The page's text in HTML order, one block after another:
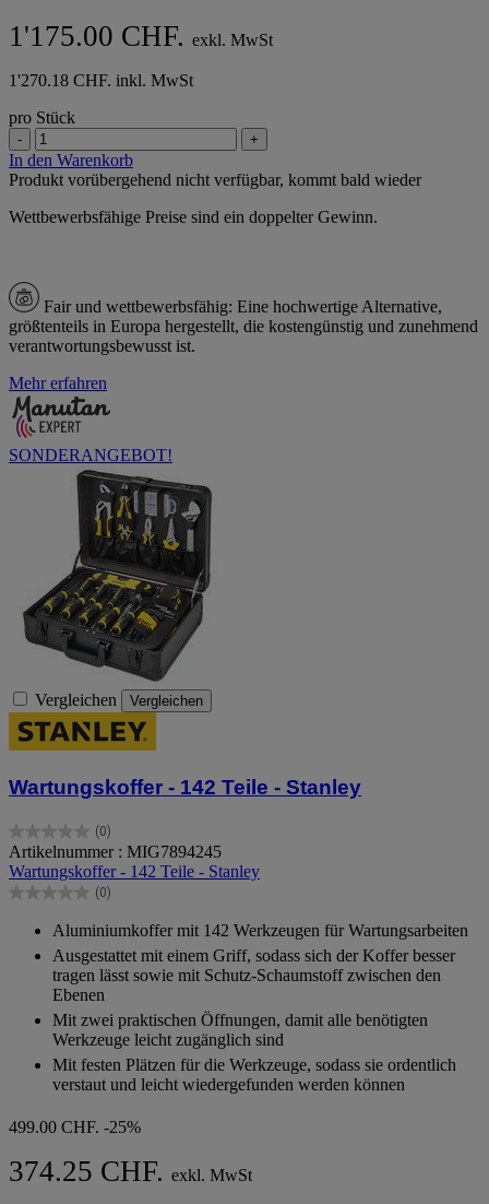
1'175.00 CHF. exkl. MwSt
1'270.18 CHF. inkl. MwSt
pro Stück
- +
In den Warenkorb
Produkt vorübergehend nicht verfügbar, kommt bald wieder
Wettbewerbsfähige Preise sind ein doppelter Gewinn.
Fair und wettbewerbsfähig: Eine hochwertige Alternative,
größtenteils in Europa hergestellt, die kostengünstig und zunehmend
verantwortungsbewusst ist.
Mehr erfahren
SONDERANGEBOT!
Vergleichen Vergleichen
Wartungskoffer - 142 Teile - Stanley
(0)
0.0
von
5
Sternen.
Artikelnummer : MIG7894245
Wartungskoffer - 142 Teile - Stanley
(0)
0.0
Sternen.
Aluminiumkoffer mit 142 Werkzeugen für Wartungsarbeiten
Ausgestattet mit einem Griff, sodass sich der Koffer besser
tragen lässt sowie mit Schutz-Schaumstoff zwischen den
Ebenen
Mit zwei praktischen Öffnungen, damit alle benötigten
Werkzeuge leicht zugänglich sind
Mit festen Plätzen für die Werkzeuge, sodass sie ordentlich
verstaut und leicht wiedergefunden werden können
499.00 CHF. -25%
374.25 CHF. exkl. MwSt